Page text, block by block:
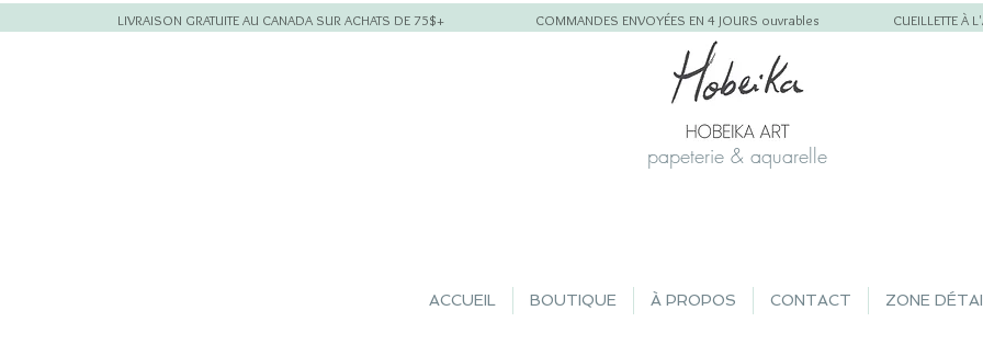
LIVRAISON GRATUITE AU CANADA SUR ACHATS DE 75$+ COMMANDES ENVOYÉES EN 4 JOURS ouvrables CUEILLETTE À
papeterie & aquarelle
ACCUEIL BOUTIQUE À PROPOS CONTACT ZONE